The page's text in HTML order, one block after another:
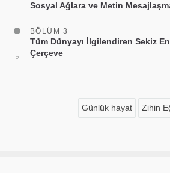
Sosyal Ağlara ve Metin
BÖLÜM 3
Tüm Dünyayı İlgilendiren Sekiz
Çerçeve
Günlük hayat Zihin